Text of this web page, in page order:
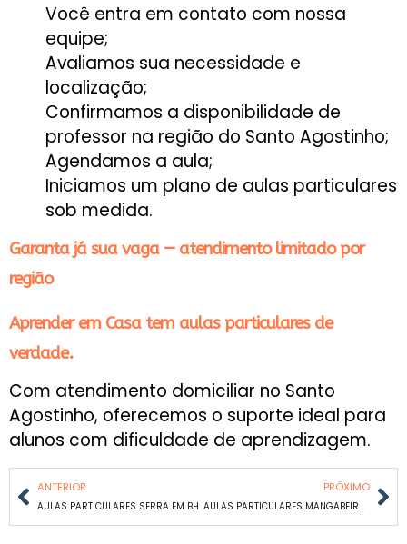
Você entra em contato com nossa
equipe;
Avaliamos sua necessidade e
localização;
Confirmamos a disponibilidade de
professor na região do Santo Agostinho;
Agendamos a aula;
Iniciamos um plano de aulas particulares
sob medida.
Garanta já sua vaga — atendimento limitado por
região
Aprender em Casa tem aulas particulares de
verdade.
Com atendimento domiciliar no Santo
Agostinho, oferecemos o suporte ideal para
alunos com dificuldade de aprendizagem.
ANTERIOR
AULAS PARTICULARES SERRA EM BH
PRÓXIMO
AULAS PARTICULARES MANGABEIRAS EM BH